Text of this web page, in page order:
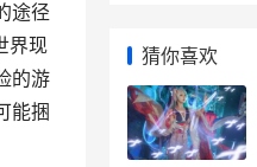
途径
界现
的游
能捆
猜你喜欢